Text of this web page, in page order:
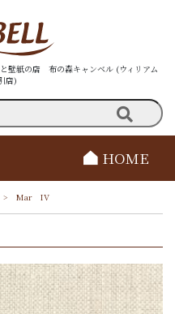
壁紙の店 布の森キャンベル (ウィリアム
店)
HOME
> Mar IV